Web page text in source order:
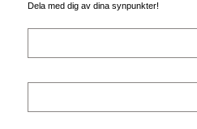
Dela med dig av dina synpunkter!